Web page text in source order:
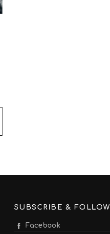
SUBSCRIBE & FOLLOW
Facebook